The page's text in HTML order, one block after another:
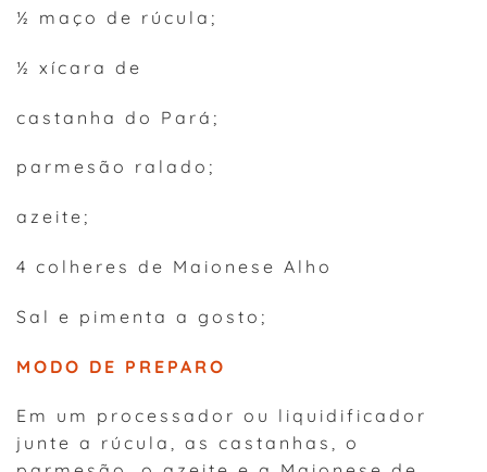
½ maço de rúcula;
½ xícara de
castanha do Pará;
parmesão ralado;
azeite;
4 colheres de Maionese Alho
Sal e pimenta a gosto;
MODO DE PREPARO
Em um processador ou liquidificador
junte a rúcula, as castanhas, o